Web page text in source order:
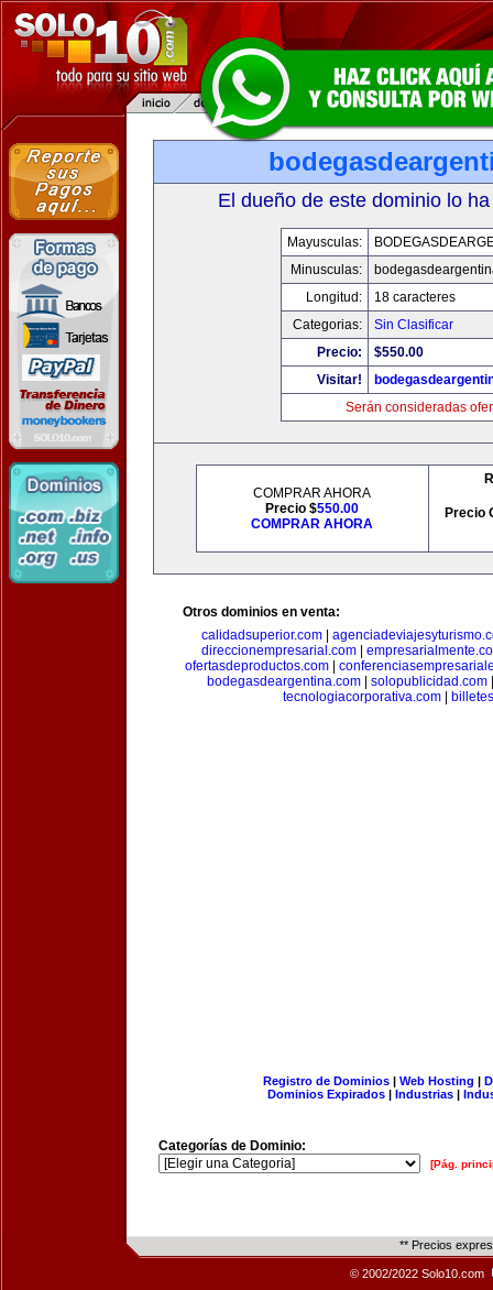
El dueño de este dominio lo
Mayusculas:
Minusculas:
Longitud:
18 caracteres
Categorias:
Sin Clasificar
Precio:
$550.00
Visitar!
Serán consideradas
COMPRAR AHORA
Precio $550.00
COMPRAR AHORA
Precio
Otros dominios en venta:
calidadsuperior.com|
direccionempresarial.com
ofertasdeproductos.com|
bodegasdeargentina.com| solopublicidad.com
tecnologiacorporativa.com
Registro de Dominios| Web Hosting |
Dominios Expirados | Industrias |
Categorías de Dominio:
[Pág.
** Precios
© 2002/2022 Solo10.com